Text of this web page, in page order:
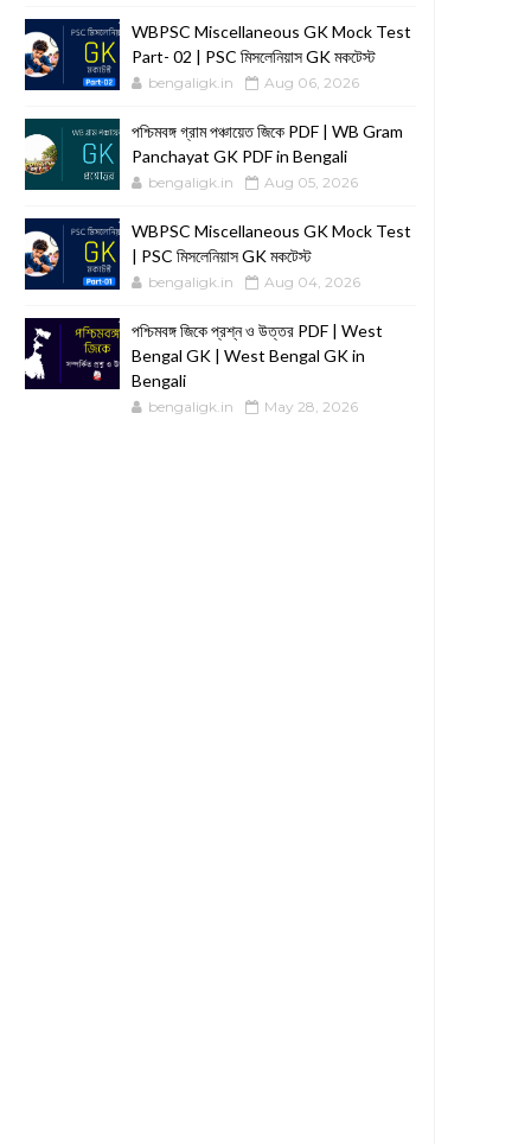
WBPSC Miscellaneous GK Mock Test
Part- 02 | PSC মিসলেনিয়াস GK মকটেস্ট
bengaligk.in Aug 06, 2026
পশ্চিমবঙ্গ গ্রাম পঞ্চায়েত জিকে PDF | WB Gram
Panchayat GK PDF in Bengali
bengaligk.in Aug 05, 2026
WBPSC Miscellaneous GK Mock Test
| PSC মিসলেনিয়াস GK মকটেস্ট
bengaligk.in Aug 04, 2026
পশ্চিমবঙ্গ জিকে প্রশ্ন ও উত্তর PDF | West
Bengal GK | West Bengal GK in
Bengali
bengaligk.in May 28, 2026